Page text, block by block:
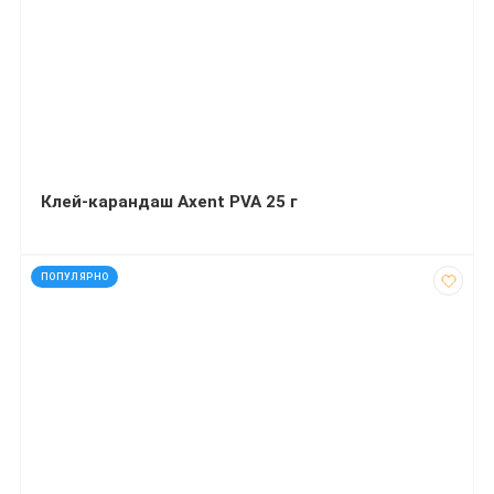
Клей-карандаш Axent PVA 25 г
ПОПУЛЯРНО
код: 16186